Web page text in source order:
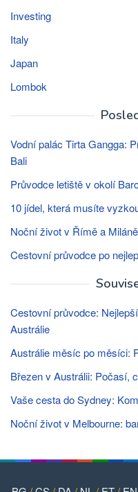
Investing
Italy
Japan
Lombok
Vodní palác Tirta Gangga:
Bali
Průvodce letiště v okolí
10 jídel, která musíte
Noční život v Římě a
Cestovní průvodce po
Cestovní průvodce:
Austrálie
Austrálie měsíc po měsíci:
Březen v Austrálii: Počasí,
Vaše cesta do Sydney:
Noční život v Melbourne: